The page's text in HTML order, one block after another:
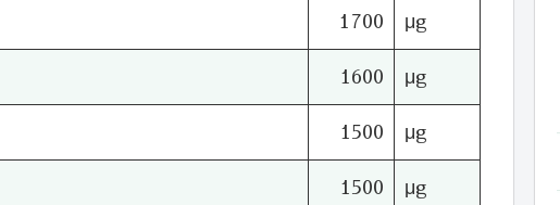
1700 μg
1600 μg
1500 μg
1500 μg